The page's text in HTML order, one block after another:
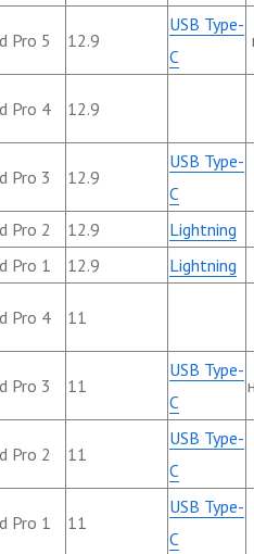
Pro 5 12.9
USB Type-
C
Pro 4 12.9
Pro 3 12.9
USB Type-
C
Pro 2 12.9
Lightning
Pro 1 12.9
Lightning
Pro 4 11
Pro 3 11
USB Type-
C
Pro 2 11
USB Type-
C
Pro 1 11
USB Type-
C